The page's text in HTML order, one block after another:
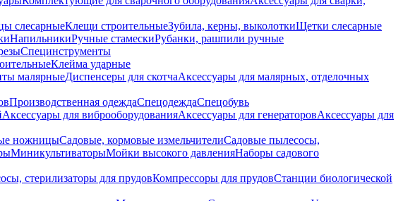
слесарныеКлещи строительныеЗубила, керны, выколоткиЩетки слесарные
НапильникиРучные стамескиРубанки, рашпили ручные
Специнструменты
Клейма ударные
малярныеДиспенсеры для скотчаАксессуары для малярных, отделочных
Производственная одеждаСпецодеждаСпецобувь
Аксессуары для виброоборудованияАксессуары для генераторовАксессуары для
ножницыСадовые, кормовые измельчителиСадовые пылесосы,
МиникультиваторыМойки высокого давленияНаборы садового
стерилизаторы для прудовКомпрессоры для прудовСтанции биологической